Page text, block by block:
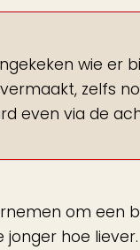
wie er
zelfs
even via de
om een
jonger hoe liever.